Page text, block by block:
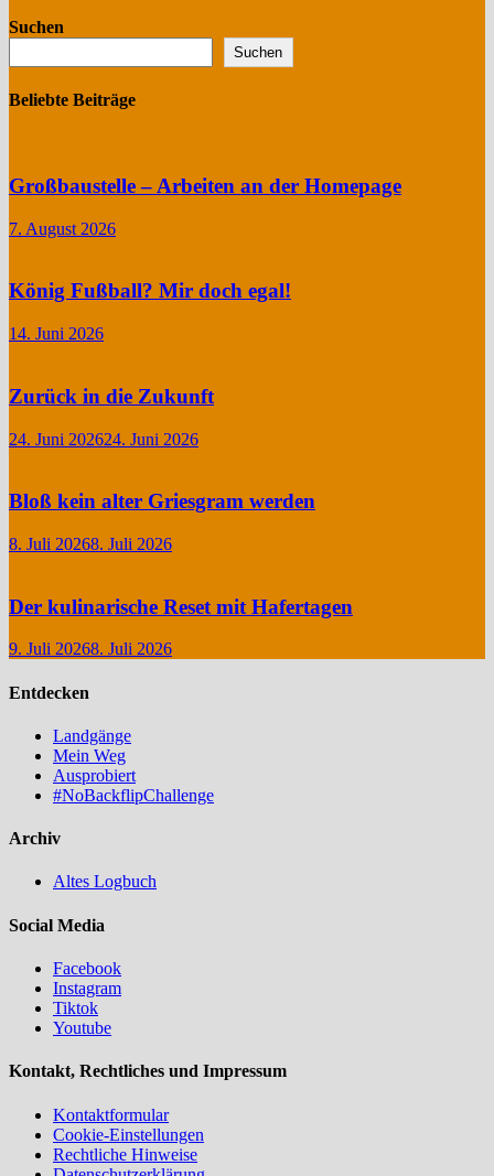
Suchen
Suchen
Beliebte Beiträge
Großbaustelle – Arbeiten an der Homepage
7. August 2026
König Fußball? Mir doch egal!
14. Juni 2026
Zurück in die Zukunft
24. Juni 202624. Juni 2026
Bloß kein alter Griesgram werden
8. Juli 20268. Juli 2026
Der kulinarische Reset mit Hafertagen
9. Juli 20268. Juli 2026
Entdecken
Landgänge
Mein Weg
Ausprobiert
#NoBackflipChallenge
Archiv
Altes Logbuch
Social Media
Facebook
Instagram
Tiktok
Youtube
Kontakt, Rechtliches und Impressum
Kontaktformular
Cookie-Einstellungen
Rechtliche Hinweise